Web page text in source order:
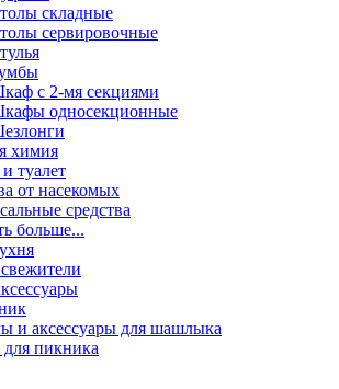
складные
сервировочные
с 2-мя секциями
односекционные
химия
туалет
от насекомых
средства
больше...
и аксессуары для шашлыка
пикника